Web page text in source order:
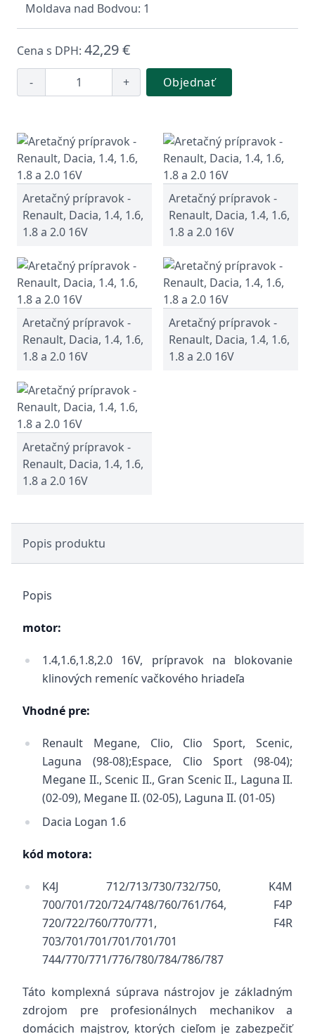
Moldava nad Bodvou: 1
Cena s DPH: 42,29 €
- + Objednať
Aretačný prípravok -
Renault, Dacia, 1.4, 1.6,
1.8 a 2.0 16V
Aretačný prípravok -
Renault, Dacia, 1.4, 1.6,
1.8 a 2.0 16V
Aretačný prípravok -
Renault, Dacia, 1.4, 1.6,
1.8 a 2.0 16V
Aretačný prípravok -
Renault, Dacia, 1.4, 1.6,
1.8 a 2.0 16V
Aretačný prípravok -
Renault, Dacia, 1.4, 1.6,
1.8 a 2.0 16V
Popis produktu
Popis
motor:
1.4,1.6,1.8,2.0 16V, prípravok na blokovanie
klinových remeníc vačkového hriadeľa
Vhodné pre:
Renault Megane, Clio, Clio Sport, Scenic,
Laguna (98-08);Espace, Clio Sport (98-04);
Megane II., Scenic II., Gran Scenic II., Laguna II.
(02-09), Megane II. (02-05), Laguna II. (01-05)
Dacia Logan 1.6
kód motora:
K4J 712/713/730/732/750, K4M
700/701/720/724/748/760/761/764, F4P
720/722/760/770/771, F4R
703/701/701/701/701/701
744/770/771/776/780/784/786/787
Táto komplexná súprava nástrojov je základným
zdrojom pre profesionálnych mechanikov a
domácich majstrov, ktorých cieľom je zabezpečiť